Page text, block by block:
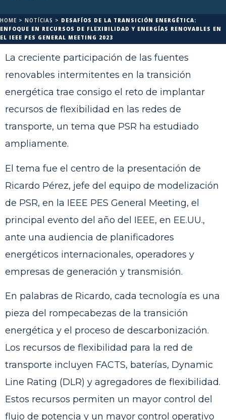
HOME > NOTÍCIAS > DESAFÍOS DE LA TRANSICIÓN ENERGÉTICA:
ENFOQUE EN RECURSOS DE FLEXIBILIDAD Y ENERGÍAS RENOVABLES EN
EL IEEE PES GENERAL MEETING 2023
La creciente participación de las fuentes
renovables intermitentes en la transición
energética trae consigo el reto de implantar
recursos de flexibilidad en las redes de
transporte, un tema que PSR ha estudiado
ampliamente.
El tema fue el centro de la presentación de
Ricardo Pérez, jefe del equipo de modelización
de PSR, en la IEEE PES General Meeting, el
principal evento del año del IEEE, en EE.UU.,
ante una audiencia de planificadores
energéticos internacionales, operadores y
empresas de generación y transmisión.
En palabras de Ricardo, cada tecnología es una
pieza del rompecabezas de la transición
energética y el proceso de descarbonización.
Los recursos de flexibilidad para la red de
transporte incluyen FACTS, baterías, Dynamic
Line Rating (DLR) y agregadores de flexibilidad.
Estos recursos permiten un mayor control del
flujo de potencia y un mayor control operativo